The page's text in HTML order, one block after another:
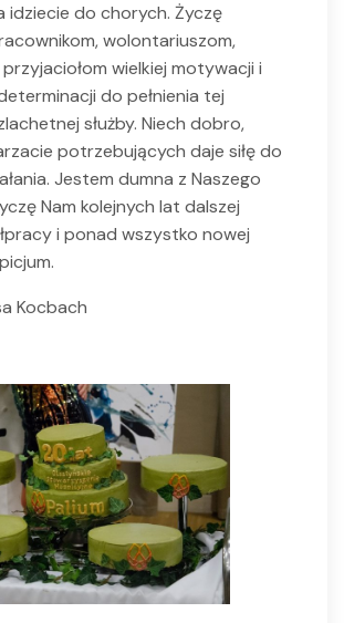
idziecie do chorych. Życzę
wolontariuszom,
wielkiej motywacji i
do pełnienia tej
służby. Niech dobro,
potrzebujących daje siłę do
Jestem dumna z Naszego
Nam kolejnych lat dalszej
i ponad wszystko nowej
Kocbach